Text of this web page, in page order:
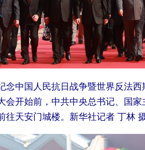
中国人民抗日战争暨世界反法西
会开始前，中共中央总书记、国
往天安门城楼。 新华社记者 丁林